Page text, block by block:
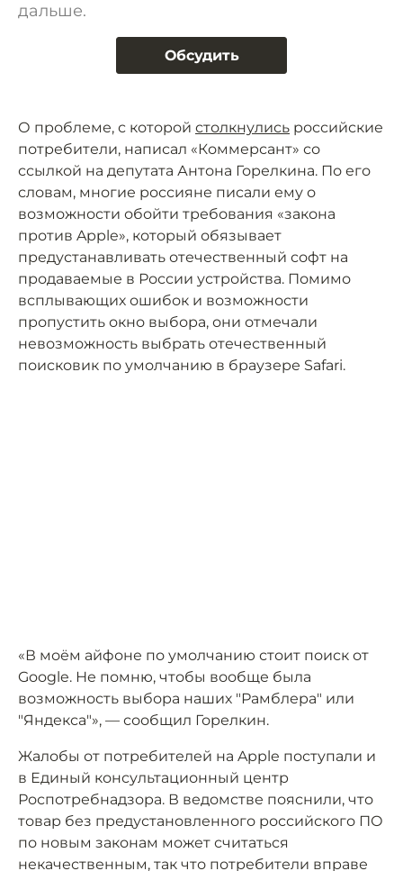
дальше.
Обсудить
О проблеме, с которой столкнулись российские
потребители, написал «Коммерсант» со
ссылкой на депутата Антона Горелкина. По его
словам, многие россияне писали ему о
возможности обойти требования «закона
против Apple», который обязывает
предустанавливать отечественный софт на
продаваемые в России устройства. Помимо
всплывающих ошибок и возможности
пропустить окно выбора, они отмечали
невозможность выбрать отечественный
поисковик по умолчанию в браузере Safari.
«В моём айфоне по умолчанию стоит поиск от
Google. Не помню, чтобы вообще была
возможность выбора наших "Рамблера" или
"Яндекса"», — сообщил Горелкин.
Жалобы от потребителей на Apple поступали и
в Единый консультационный центр
Роспотребнадзора. В ведомстве пояснили, что
товар без предустановленного российского ПО
по новым законам может считаться
некачественным, так что потребители вправе